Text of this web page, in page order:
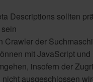
Descriptions sollten
Crawler der
mit JavaScript
insofern der
ausgeschlossen